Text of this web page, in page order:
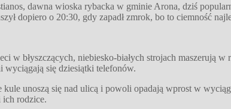
dawna wioska rybacka w gminie Arona, dziś
dopiero o 20:30, gdy zapadł zmrok, bo to ciemność
w błyszczących, niebiesko-białych strojach maszerują
wyciągają się dziesiątki telefonów.
unoszą się nad ulicą i powoli opadają wprost w
ich rodzice.